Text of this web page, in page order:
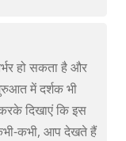
हो सकता है और
में दर्शक भी
दिखाएं कि इस
कभी, आप देखते हैं